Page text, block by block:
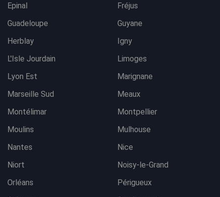
Epinal
Fréjus
Guadeloupe
Guyane
Herblay
Igny
L'Isle Jourdain
Limoges
Lyon Est
Marignane
Marseille Sud
Meaux
Montélimar
Montpellier
Moulins
Mulhouse
Nantes
Nice
Niort
Noisy-le-Grand
Orléans
Périgueux